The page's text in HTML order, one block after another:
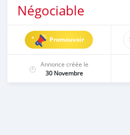
Négociable
Promouvoir
Annonce créée le
30 Novembre